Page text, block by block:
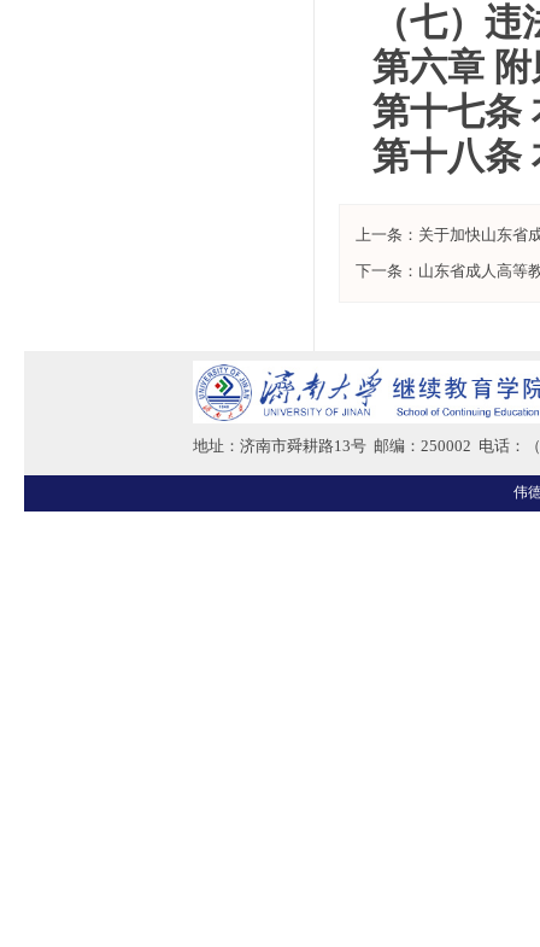
（七）
第六章 附
第十七条
第十八条
上一条： 关于加快山东省
下一条： 山东省成人高等
地址：济南市舜耕路13号 邮编：250002 电话：
伟